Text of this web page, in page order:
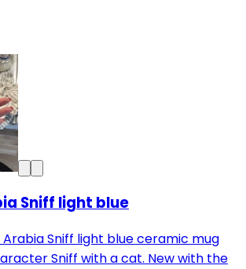
Sniff light blue
Arabia Sniff light blue ceramic mug
Sniff with a cat. New with the